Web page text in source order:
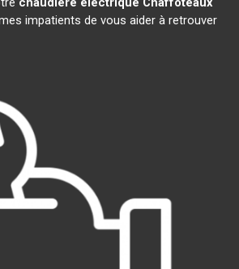
impatients de vous aider à retrouver